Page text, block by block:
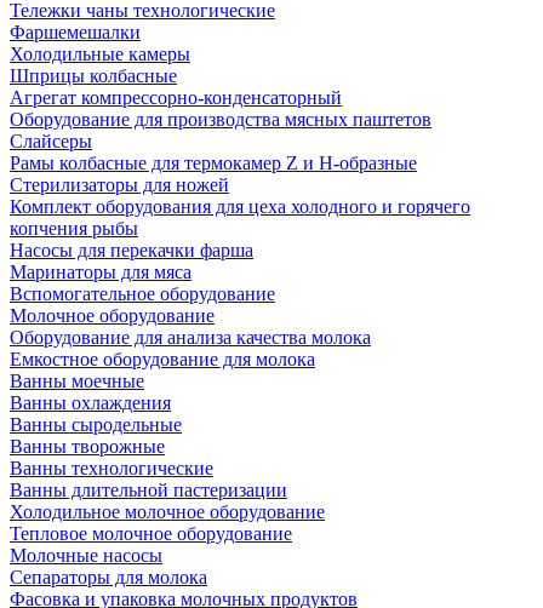
Тележки чаны технологические
Фаршемешалки
Холодильные камеры
Шприцы колбасные
Агрегат компрессорно-конденсаторный
Оборудование для производства мясных паштетов
Слайсеры
Рамы колбасные для термокамер Z и H-образные
Стерилизаторы для ножей
Комплект оборудования для цеха холодного и горячего
копчения рыбы
Насосы для перекачки фарша
Маринаторы для мяса
Вспомогательное оборудование
Молочное оборудование
Оборудование для анализа качества молока
Емкостное оборудование для молока
Ванны моечные
Ванны охлаждения
Ванны сыродельные
Ванны творожные
Ванны технологические
Ванны длительной пастеризации
Холодильное молочное оборудование
Тепловое молочное оборудование
Молочные насосы
Сепараторы для молока
Фасовка и упаковка молочных продуктов